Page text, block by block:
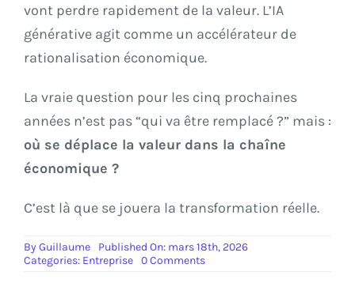
vont perdre rapidement de la valeur. L’IA
générative agit comme un accélérateur de
rationalisation économique.
La vraie question pour les cinq prochaines
années n’est pas “qui va être remplacé ?” mais :
où se déplace la valeur dans la chaîne
économique ?
C’est là que se jouera la transformation réelle.
By Guillaume
Published On: mars 18th, 2026
Categories: Entreprise 0 Commentson